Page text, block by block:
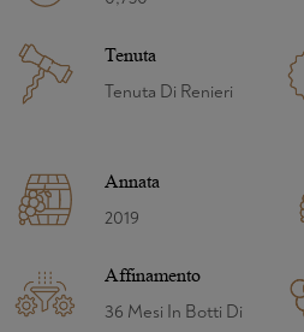
Tenuta
Tenuta Di Renieri
Annata
2019
Affinamento
36 Mesi In Botti Di